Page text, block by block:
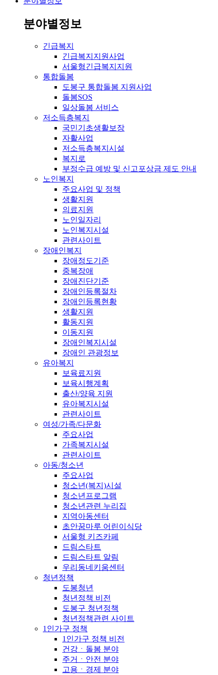
분야별정보
긴급복지
긴급복지지원사업
서울형긴급복지지원
통합돌봄
도봉구 통합돌봄 지원사업
돌봄SOS
일상돌봄 서비스
저소득층복지
국민기초생활보장
자활사업
저소득층복지시설
복지로
부정수급 예방 및 신고포상금 제도 안내
노인복지
주요사업 및 정책
생활지원
의료지원
노인일자리
노인복지시설
관련사이트
장애인복지
장애정도기준
중복장애
장애진단기준
장애인등록절차
장애인등록현황
생활지원
활동지원
이동지원
장애인복지시설
장애인 관광정보
유아복지
보육료지원
보육시행계획
출산/양육 지원
유아복지시설
관련사이트
여성/가족/다문화
주요사업
가족복지시설
관련사이트
아동/청소년
주요사업
청소년(복지)시설
청소년프로그램
청소년관련 누리집
지역아동센터
초안꿈마루 어린이식당
서울형 키즈카페
드림스타트
드림스타트 알림
우리동네키움센터
청년정책
도봉청년
청년정책 비전
도봉구 청년정책
청년정책관련 사이트
1인가구 정책
1인가구 정책 비전
건강ㆍ돌봄 분야
주거ㆍ안전 분야
고용ㆍ경제 분야